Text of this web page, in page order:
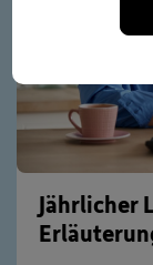
Jährlicher